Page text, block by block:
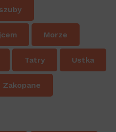
Morze
Tatry Ustka
Zakopane